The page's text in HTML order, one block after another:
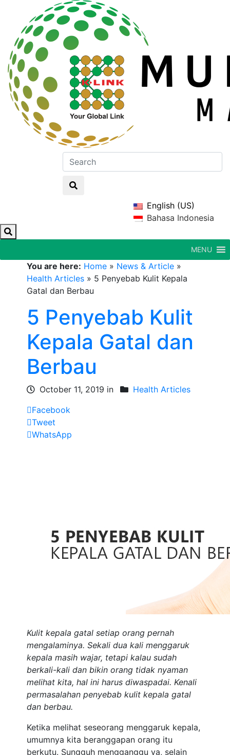
English (US)
Bahasa Indonesia
MENU
You are here: Home » News & Article »
Health Articles » 5 Penyebab Kulit Kepala
Gatal dan Berbau
5 Penyebab Kulit
Kepala Gatal dan
Berbau
October 11, 2019 in
Health Articles
Facebook
Tweet
WhatsApp
Kulit kepala gatal setiap orang pernah
mengalaminya. Sekali dua kali menggaruk
kepala masih wajar, tetapi kalau sudah
berkali-kali dan bikin orang tidak nyaman
melihat kita, hal ini harus diwaspadai. Kenali
permasalahan penyebab kulit kepala gatal
dan berbau.
Ketika melihat seseorang menggaruk kepala,
umumnya kita beranggapan orang itu
berkutu. Sungguh mengganggu ya, selain